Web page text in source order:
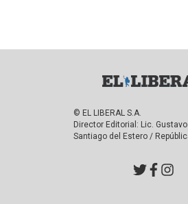
© EL LIBERAL S.A.
Director Editorial: Lic.
Santiago del Estero /